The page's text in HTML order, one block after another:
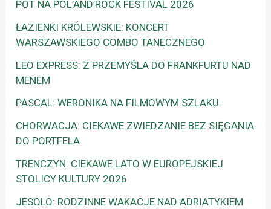
POT NA POL’AND’ROCK FESTIVAL 2026
ŁAZIENKI KRÓLEWSKIE: KONCERT
WARSZAWSKIEGO COMBO TANECZNEGO
LEO EXPRESS: Z PRZEMYŚLA DO FRANKFURTU NAD
MENEM
PASCAL: WERONIKA NA FILMOWYM SZLAKU.
CHORWACJA: CIEKAWE ZWIEDZANIE BEZ SIĘGANIA
DO PORTFELA
TRENCZYN: CIEKAWE LATO W EUROPEJSKIEJ
STOLICY KULTURY 2026
JESOLO: RODZINNE WAKACJE NAD ADRIATYKIEM